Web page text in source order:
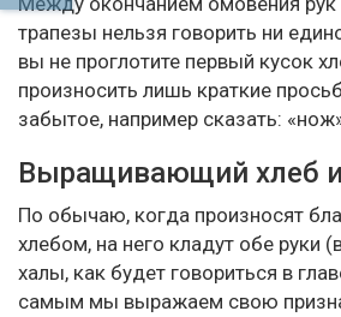
трапезы нельзя говорить ни
вы не проглотите первый кусок
произносить лишь краткие
забытое, например сказать:
Выращивающий хлеб
По обычаю, когда произносят
хлебом, на него кладут обе руки
халы, как будет говориться в
самым мы выражаем свою